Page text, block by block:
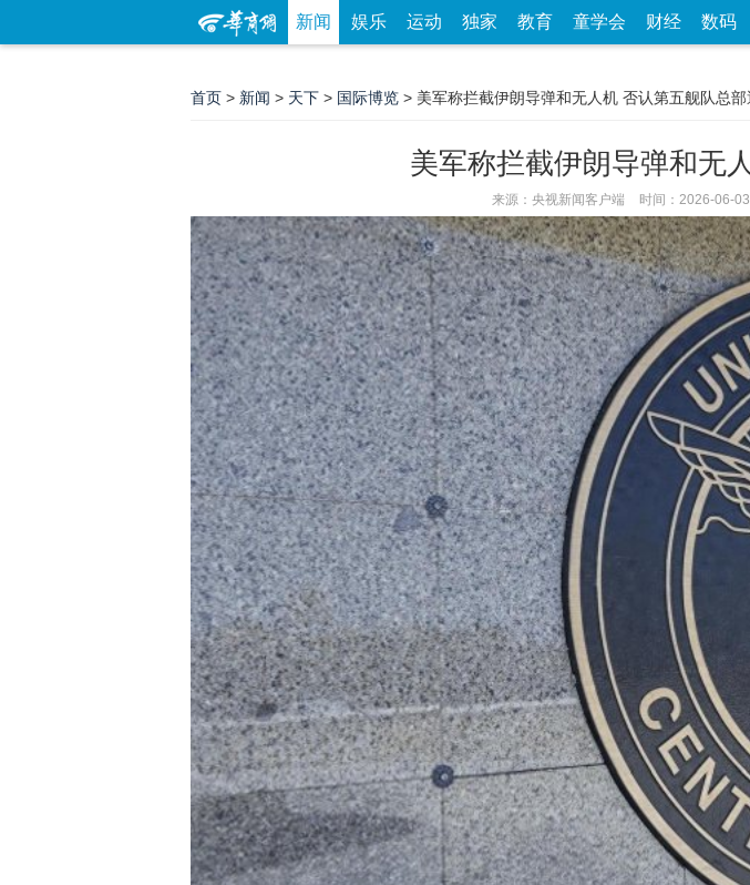
新闻 娱乐 运动 独家 教育 童学会 财经 数码
首页 > 新闻 > 天下 > 国际博览 > 美军称拦截伊朗导弹和无人机 否认第五舰队总部
美军称拦截伊朗导弹和无
来源：央视新闻客户端 时间：2026-06-